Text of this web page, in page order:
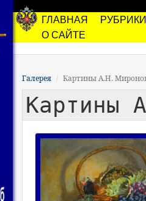
ГЛАВНАЯ
РУБРИКИ
О САЙТЕ
Галерея Картины А.Н.
Картины